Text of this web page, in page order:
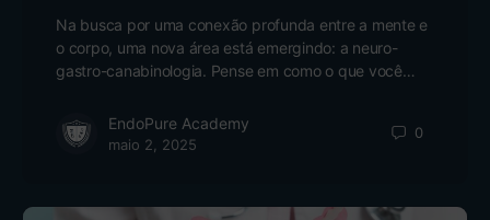
Na busca por uma conexão profunda entre a mente e
o corpo, uma nova área está emergindo: a neuro-
gastro-canabinologia. Pense em como o que você…
EndoPure Academy
maio 2, 2025
0